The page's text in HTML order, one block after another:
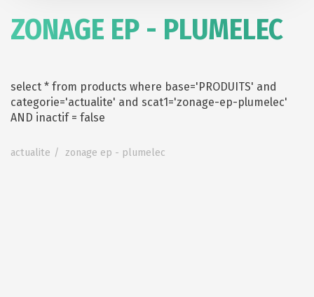
ZONAGE EP - PLUMELEC
select * from products where base='PRODUITS' and
categorie='actualite' and scat1='zonage-ep-plumelec'
AND inactif = false
actualite zonage ep - plumelec